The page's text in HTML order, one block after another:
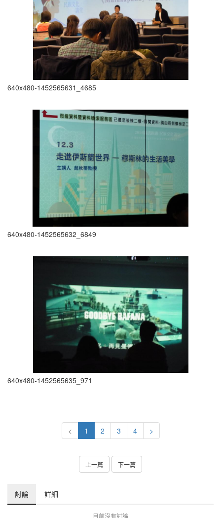
640x480-1452565631_4685
640x480-1452565632_6849
640x480-1452565635_971
< 1 2 3 4 >
上一篇 下一篇
討論 詳細
目前沒有討論